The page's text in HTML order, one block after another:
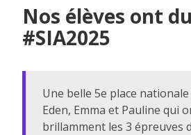
Nos élèves ont
#SIA2025
Une belle 5e place
Eden, Emma et Pauline qui
brillamment les 3 épreuves